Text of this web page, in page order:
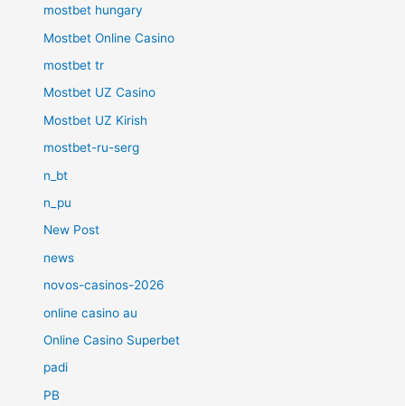
mostbet hungary
Mostbet Online Casino
mostbet tr
Mostbet UZ Casino
Mostbet UZ Kirish
mostbet-ru-serg
n_bt
n_pu
New Post
news
novos-casinos-2026
online casino au
Online Casino Superbet
padi
PB